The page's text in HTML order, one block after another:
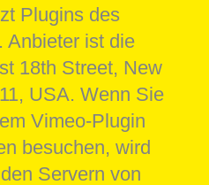
Plugins des
Anbieter ist die
18th Street, New
USA. Wenn Sie
Vimeo-Plugin
besuchen, wird
Servern von